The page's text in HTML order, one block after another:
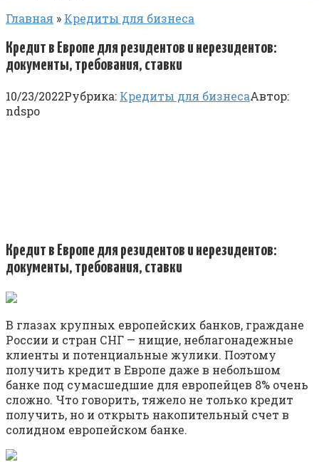
Главная » Кредиты для бизнеса
Кредит в Европе для резидентов и нерезидентов:
документы, требования, ставки
10/23/2022Рубрика: Кредиты для бизнесаАвтор:
ndspo
Кредит в Европе для резидентов и нерезидентов:
документы, требования, ставки
В глазах крупных европейских банков, граждане
России и стран СНГ — нищие, неблагонадежные
клиенты и потенциальные жулики. Поэтому
получить кредит в Европе даже в небольшом
банке под сумасшедшие для европейцев 8% очень
сложно. Что говорить, тяжело не только кредит
получить, но и открыть накопительный счет в
солидном европейском банке.